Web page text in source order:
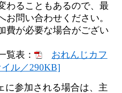
わることもあるので、最
お問い合わせください。
費が必要な場合がござい
覧表：
おれんじカフ
ル／290KB]
参加される場合は、主